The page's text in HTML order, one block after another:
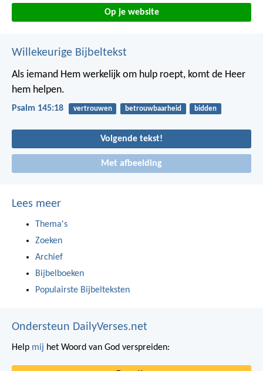
Op je website
Willekeurige Bijbeltekst
Als iemand Hem werkelijk om hulp roept, komt de Heer
hem helpen.
Psalm 145:18 vertrouwen betrouwbaarheid bidden
Volgende tekst!
Met afbeelding
Lees meer
Thema's
Zoeken
Archief
Bijbelboeken
Populairste Bijbelteksten
Ondersteun DailyVerses.net
Help mij het Woord van God verspreiden: